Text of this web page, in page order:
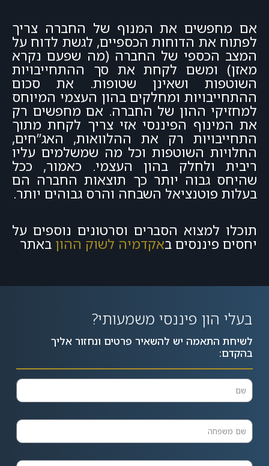
אם מחפשים את המנוף של החברה צריך
לפתוח את הדוחות הכספיים, לגשת לדוח על
המצב הכספי של החברה (מה שפעם נקרא
מאזן) ומשם לקחת את סך ההתחייבויות
השוטפות ושאינן שטופות. את סכום
ההתחייבויות ומחלקים בהון העצמי המיוחס
למחזיקי ההון של החברה. אם מחפשים רק
את המינוף הפיננסי אזי צריך לקחת מתוך
התחייבויות רק את ההלוואות, האג”חים,
החלויות השוטפות וכל מה שמשלמים עליו
ריבית ולחלק בהון העצמי. כאמור, ככל
שהיחס גבוה יותר כך תוצאות החברה הם
בעלות פוטנציאל השבחה והרס גבוהים יותר.
תוכלו למצוא הסברים וסרטונים נוספים על
יחסים פיננסים באקדמיה לשוק ההון באתר
בעלי הון פיננסי משמעותי?
לשיחת התאמה יש להשאיר פרטים ונחזור אליך
בהקדם: